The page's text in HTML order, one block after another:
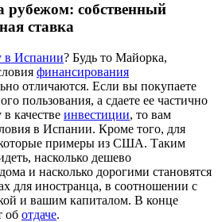
рубежом: собственный
ставка
в Испании? Будь то Майорка,
финансирования
отличаются. Если вы покупаете
пользования, а сдаете ее частично
качестве инвестиции, то вам
в Испании. Кроме того, для
примеры из США. Таким
насколько дешево
и насколько дорогими становятся
для иностранца, в соотношении с
и вашим капиталом. В конце
об отдаче.